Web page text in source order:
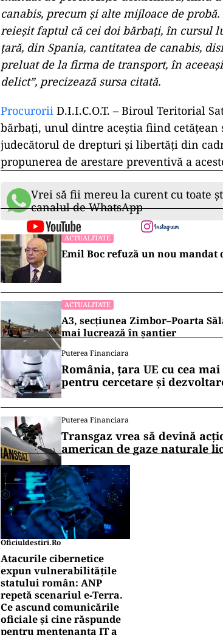
„Astfel, la data de 21 februarie a.c., cele
delict, în municipiul Baia Mare, după ce
canabis (drog de risc), pentru 13.800 de
mandat de percheziţie domiciliară, fiind
canabis, precum şi alte mijloace de
reieşit faptul că cei doi bărbaţi, în cursul
ţară, din Spania, cantitatea de canabis,
preluat de la firma de transport, în
delict”, precizează sursa citată.
Procurorii
D.I.I.C.O.T. – Biroul Teritorial
bărbaţi, unul dintre aceştia fiind cetăţean
judecătorul de drepturi şi libertăţi din
propunerea de arestare preventivă a
Vrei să fii mereu la curent cu toate
canalul de WhatsApp
ACTUALITATE
ACTUALITATE
A3, secțiunea Zimbor–Poarta
mai lucrează în șantier
Puterea Financiara
România, țara UE cu cea
pentru cercetare și
Puterea Financiara